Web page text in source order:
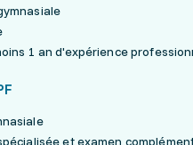
1 an d'expérience